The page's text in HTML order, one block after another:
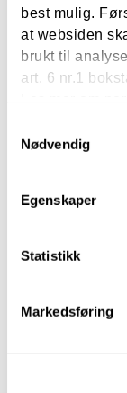
best mulig.
at websiden
brukt til
art. 6 nr.1
Nødvendig
Egenskaper
Statistikk
Markedsføring
Hva
Har du